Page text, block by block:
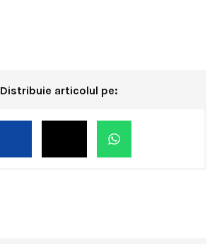
Distribuie articolul pe: